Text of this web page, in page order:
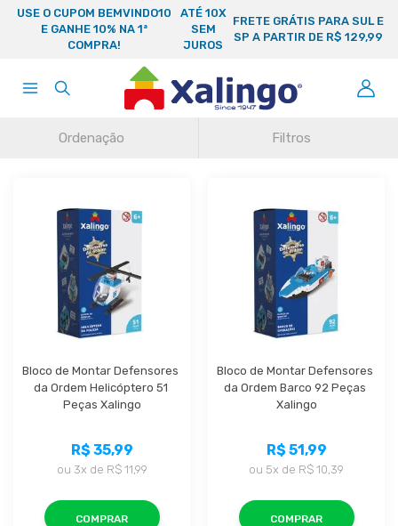
USE O CUPOM BEMVINDO10
E GANHE 10% NA 1ª
COMPRA!
ATÉ 10X
SEM
JUROS
FRETE GRÁTIS PARA SUL E
SP A PARTIR DE R$ 129,99
Ordenação Filtros
Bloco de Montar Defensores
da Ordem Helicóptero 51
Peças Xalingo
R$ 35,99
ou 3x de R$ 11,99
COMPRAR
Bloco de Montar Defensores
da Ordem Barco 92 Peças
Xalingo
R$ 51,99
ou 5x de R$ 10,39
COMPRAR